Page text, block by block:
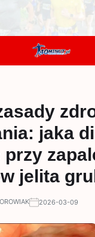
jaka
przy
jelita
2026-03-09